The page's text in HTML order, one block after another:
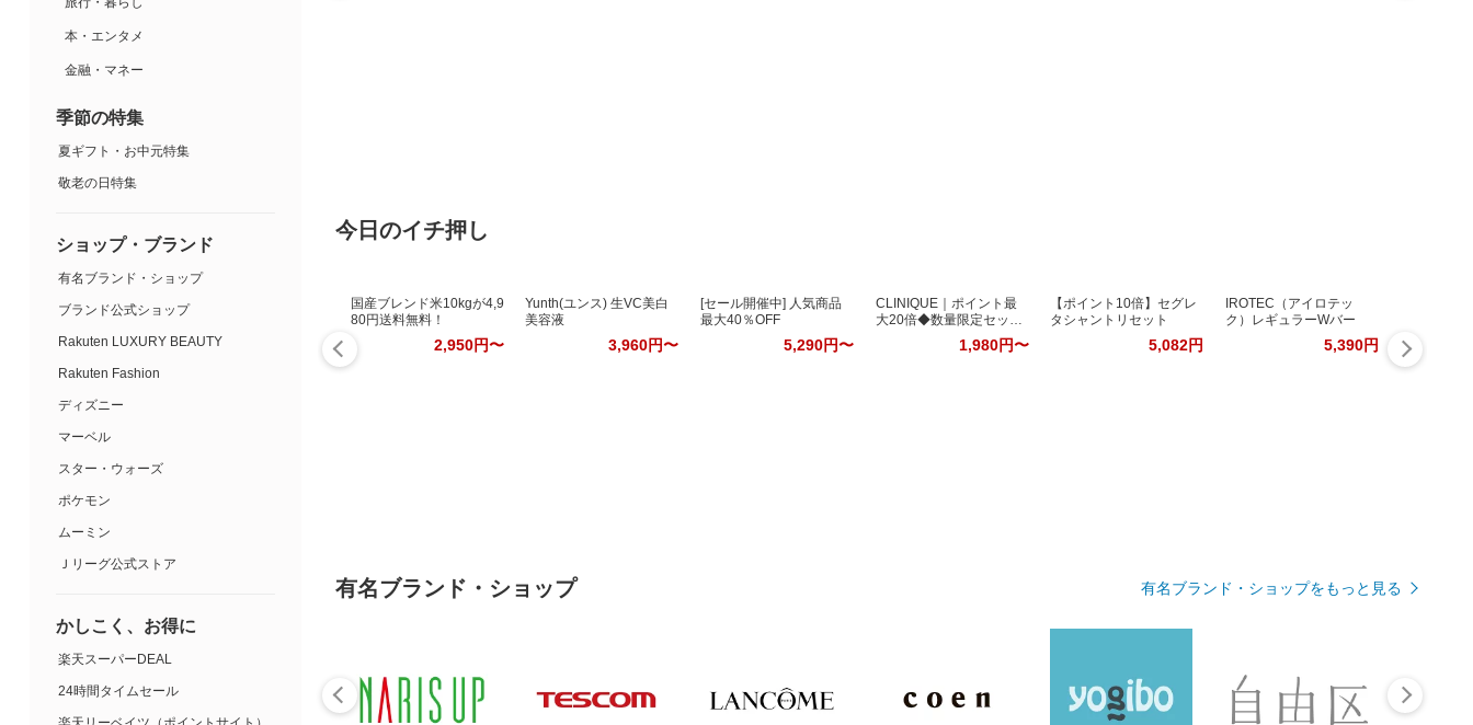
今日のイチ押し
国産ブレンド米10kgが4,9
80円送料無料！
2,950円〜
Yunth(ユンス) 生VC美白
美容液
3,960円〜
[セール開催中] 人気商品
最大40％OFF
5,290円〜
CLINIQUE｜ポイント最
大20倍◆数量限定セット
1,980円〜
【ポイント10倍】セグレ
タシャントリセット
5,082円
IROTEC（アイロテッ
ク）レギュラーWバー
5,390円
有名ブランド・ショップ 有名ブランド・ショップをもっと見る
本・エンタメ
金融・マネー
季節の特集
夏ギフト・お中元特集
敬老の日特集
ショップ・ブランド
有名ブランド・ショップ
ブランド公式ショップ
Rakuten LUXURY BEAUTY
Rakuten Fashion
ディズニー
マーベル
スター・ウォーズ
ポケモン
ムーミン
Ｊリーグ公式ストア
かしこく、お得に
楽天スーパーDEAL
24時間タイムセール